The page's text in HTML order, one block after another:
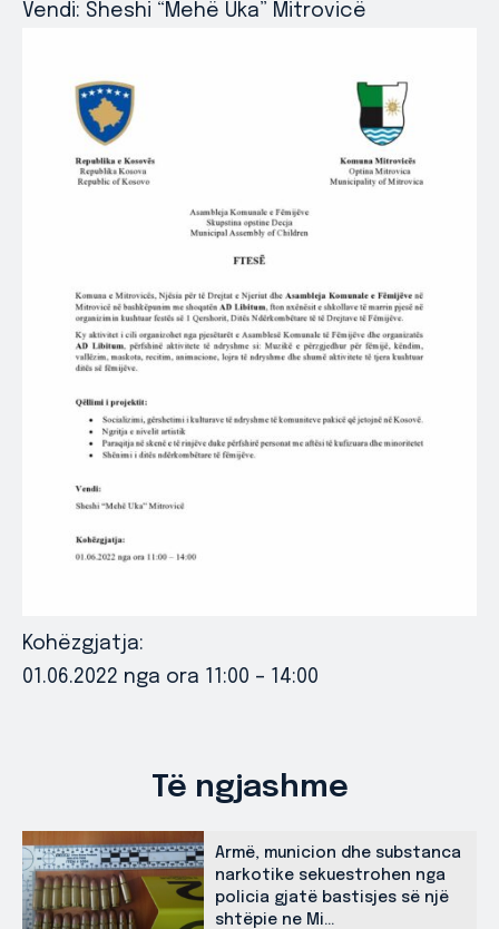
Vendi: Sheshi “Mehë Uka” Mitrovicë
Kohëzgjatja:
01.06.2022 nga ora 11:00 – 14:00
Të ngjashme
Armë, municion dhe substanca
narkotike sekuestrohen nga
policia gjatë bastisjes së një
shtëpie ne Mi...